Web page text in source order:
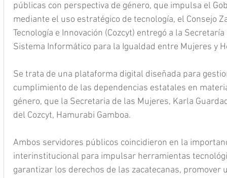
públicas con perspectiva de género, que impulsa el
mediante el uso estratégico de tecnología, el Consejo
Tecnología e Innovación (Cozcyt) entregó a la
Sistema Informático para la Igualdad entre Mujeres y
Se trata de una plataforma digital diseñada para
cumplimiento de las dependencias estatales en
género, que la Secretaria de las Mujeres, Karla
del Cozcyt, Hamurabi Gamboa.
Ambos servidores públicos coincidieron en la
interinstitucional para impulsar herramientas
garantizar los derechos de las zacatecanas,